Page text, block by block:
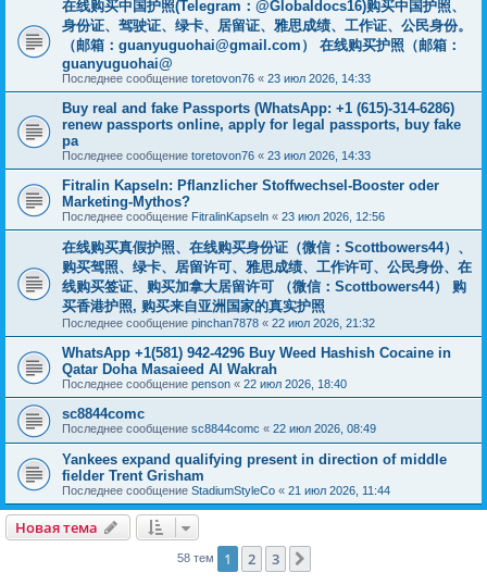
在线购买中国护照(Telegram：@Globaldocs16)购买中国护照、
身份证、驾驶证、绿卡、居留证、雅思成绩、工作证、公民身份。
（邮箱： guanyuguohai@gmail.com ） 在线购买护照（邮箱：
guanyuguohai@
Последнее сообщение toretovon76 « 23 июл 2026, 14:33
Buy real and fake Passports (WhatsApp: +1 (615)-314-6286)
renew passports online, apply for legal passports, buy fake
pa
Последнее сообщение toretovon76 « 23 июл 2026, 14:33
Fitralin Kapseln: Pflanzlicher Stoffwechsel-Booster oder
Marketing-Mythos?
Последнее сообщение FitralinKapseln « 23 июл 2026, 12:56
在线购买真假护照、在线购买身份证（微信：Scottbowers44）、
购买驾照、绿卡、居留许可、雅思成绩、工作许可、公民身份、在
线购买签证、购买加拿大居留许可 （微信：Scottbowers44） 购
买香港护照, 购买来自亚洲国家的真实护照
Последнее сообщение pinchan7878 « 22 июл 2026, 21:32
WhatsApp +1(581) 942-4296 Buy Weed Hashish Cocaine in
Qatar Doha Masaieed Al Wakrah
Последнее сообщение penson « 22 июл 2026, 18:40
sc8844comc
Последнее сообщение sc8844comc « 22 июл 2026, 08:49
Yankees expand qualifying present in direction of middle
fielder Trent Grisham
Последнее сообщение StadiumStyleCo « 21 июл 2026, 11:44
Новая тема
58 тем 1 2 3